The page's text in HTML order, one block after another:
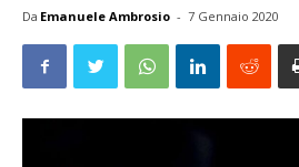
Da Emanuele Ambrosio - 7 Gennaio 2020